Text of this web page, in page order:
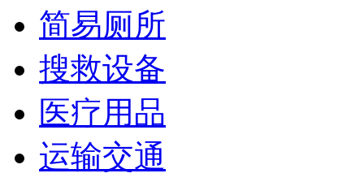
简易厕所
搜救设备
医疗用品
运输交通